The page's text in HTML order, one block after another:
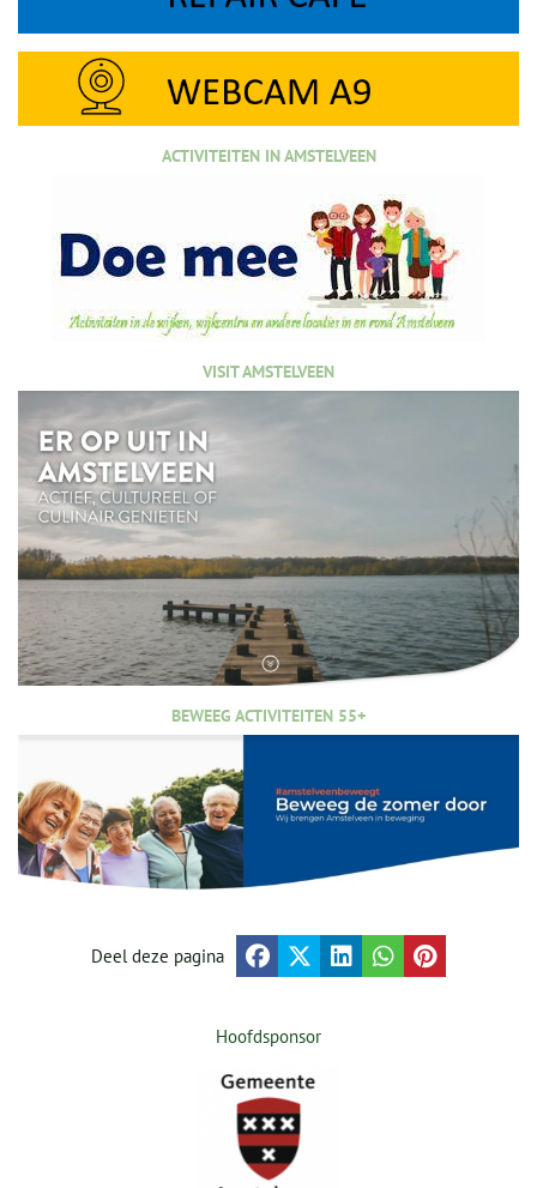
ACTIVITEITEN IN AMSTELVEEN
VISIT AMSTELVEEN
BEWEEG ACTIVITEITEN 55+
Deel deze pagina
Hoofdsponsor